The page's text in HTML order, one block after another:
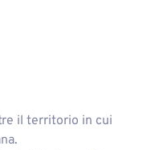
il territorio in cui